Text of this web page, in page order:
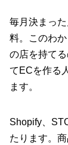
毎月決まっ
料。このわ
の店を持て
てECを作る
ます。
Shopify、
たります。